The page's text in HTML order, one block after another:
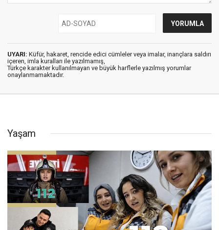
UYARI: Küfür, hakaret, rencide edici cümleler veya imalar, inançlara saldırı
içeren, imla kuralları ile yazılmamış,
Türkçe karakter kullanılmayan ve büyük harflerle yazılmış yorumlar
onaylanmamaktadır.
Yaşam